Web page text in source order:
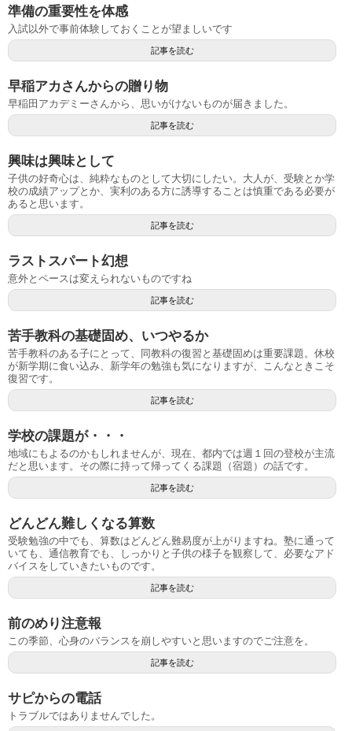
準備の重要性を体感
入試以外で事前体験しておくことが望ましいです
記事を読む
早稲アカさんからの贈り物
早稲田アカデミーさんから、思いがけないものが届きました。
記事を読む
興味は興味として
子供の好奇心は、純粋なものとして大切にしたい。大人が、受験とか学
校の成績アップとか、実利のある方に誘導することは慎重である必要が
あると思います。
記事を読む
ラストスパート幻想
意外とペースは変えられないものですね
記事を読む
苦手教科の基礎固め、いつやるか
苦手教科のある子にとって、同教科の復習と基礎固めは重要課題。休校
が新学期に食い込み、新学年の勉強も気になりますが、こんなときこそ
復習です。
記事を読む
学校の課題が・・・
地域にもよるのかもしれませんが、現在、都内では週１回の登校が主流
だと思います。その際に持って帰ってくる課題（宿題）の話です。
記事を読む
どんどん難しくなる算数
受験勉強の中でも、算数はどんどん難易度が上がりますね。塾に通って
いても、通信教育でも、しっかりと子供の様子を観察して、必要なアド
バイスをしていきたいものです。
記事を読む
前のめり注意報
この季節、心身のバランスを崩しやすいと思いますのでご注意を。
記事を読む
サピからの電話
トラブルではありませんでした。